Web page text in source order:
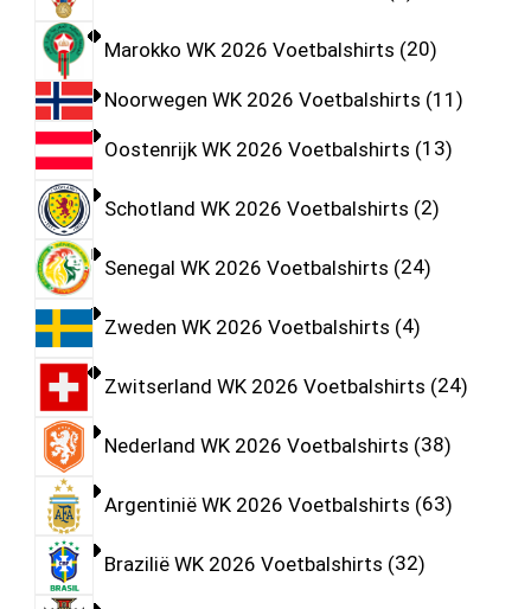
Marokko WK 2026 Voetbalshirts 20
Noorwegen WK 2026 Voetbalshirts 11
Oostenrijk WK 2026 Voetbalshirts 13
Schotland WK 2026 Voetbalshirts 2
Senegal WK 2026 Voetbalshirts 24
Zweden WK 2026 Voetbalshirts 4
Zwitserland WK 2026 Voetbalshirts 24
Nederland WK 2026 Voetbalshirts 38
Argentinië WK 2026 Voetbalshirts 63
Brazilië WK 2026 Voetbalshirts 32